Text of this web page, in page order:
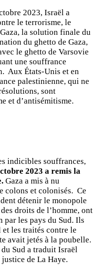
2023, Israël a
le terrorisme, le
la solution finale du
du ghetto de Gaza,
le ghetto de Varsovie
une souffrance
Aux États-Unis et en
palestinienne, qui ne
sont
et d’antisémitisme.
indicibles souffrances,
2023 a remis la
Gaza a mis à nu
colons et colonisés. Ce
détenir le monopole
droits de l’homme, ont
par les pays du Sud. Ils
les traités contre le
avait jetés à la poubelle.
Sud a traduit Israël
de La Haye.